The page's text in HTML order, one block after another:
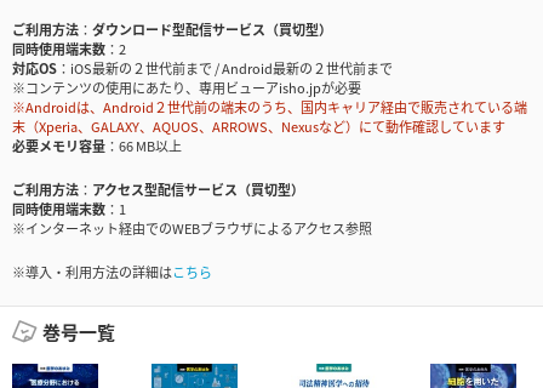
ご利用方法
ダウンロード型配信サービス（買切型）
同時使用端末数
2
対応OS
iOS最新の２世代前まで / Android最新の２世代前まで
※コンテンツの使用にあたり、専用ビューアisho.jpが必要
※Androidは、Android２世代前の端末のうち、国内キャリア経由で販売されている端
末（Xperia、GALAXY、AQUOS、ARROWS、Nexusなど）にて動作確認しています
必要メモリ容量
66 MB以上
ご利用方法
アクセス型配信サービス（買切型）
同時使用端末数
1
※インターネット経由でのWEBブラウザによるアクセス参照
※導入・利用方法の詳細はこちら
巻号一覧